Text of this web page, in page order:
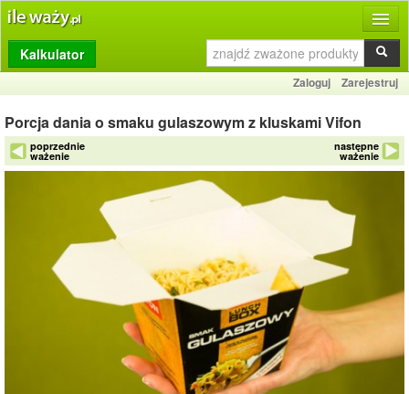
Produkty
Dziennik
Przelicznik
Porównywarka
Słownik
O stronie
Kalkulator
Zaloguj Zarejestruj
Porcja dania o smaku gulaszowym z kluskami Vifon
poprzednie
ważenie
następne
ważenie